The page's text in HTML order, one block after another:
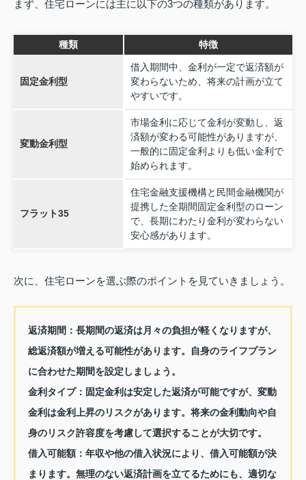
まず、住宅ローンには主に以下の3つの種類があります。
種類 特徴
固定金利型
借入期間中、金利が一定で返済額が
変わらないため、将来の計画が立て
やすいです。
変動金利型
市場金利に応じて金利が変動し、返
済額が変わる可能性がありますが、
一般的に固定金利よりも低い金利で
始められます。
フラット35
住宅金融支援機構と民間金融機関が
提携した全期間固定金利型のローン
で、長期にわたり金利が変わらない
安心感があります。
次に、住宅ローンを選ぶ際のポイントを見ていきましょう。
返済期間： 長期間の返済は月々の負担が軽くなりますが、
総返済額が増える可能性があります。自身のライフプラン
に合わせた期間を設定しましょう。
金利タイプ： 固定金利は安定した返済が可能ですが、変動
金利は金利上昇のリスクがあります。将来の金利動向や自
身のリスク許容度を考慮して選択することが大切です。
借入可能額： 年収や他の借入状況により、借入可能額が決
まります。無理のない返済計画を立てるためにも、適切な